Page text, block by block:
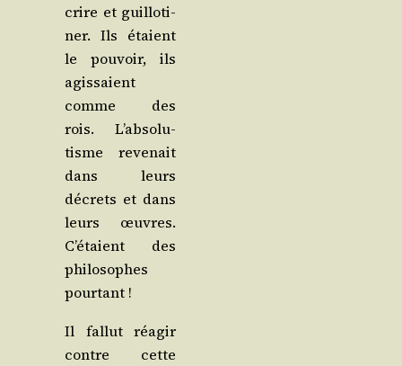
crire et guillo­ti­
ner. Ils étaient
le pou­voir, ils
agis­saient
comme des
rois. L’ab­so­lu­
tisme reve­nait
dans leurs
décrets et dans
leurs œuvres.
C’é­taient des
phi­lo­sophes
pourtant !
Il fal­lut réagir
contre cette